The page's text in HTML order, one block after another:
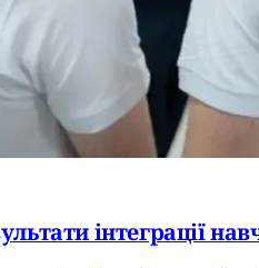
інтеграції